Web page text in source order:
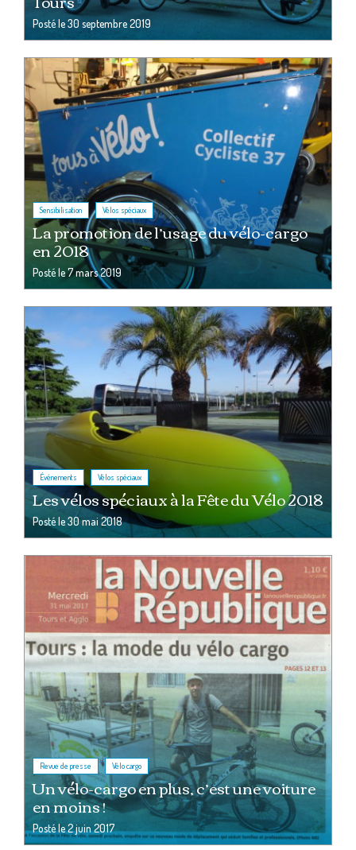
Posté le30 septembre 2019
Sensibilisation , Vélos spéciaux
La promotion de l’usage du vélo-cargo
en 2018
Posté le7 mars 2019
Événements Vélos spéciaux
Les vélos spéciaux à la Fête du Vélo 2018
Posté le30 mai 2018
Revue de presse , Vélo cargo
Un vélo-cargo en plus, c’est une voiture
en moins !
Posté le2 juin 2017